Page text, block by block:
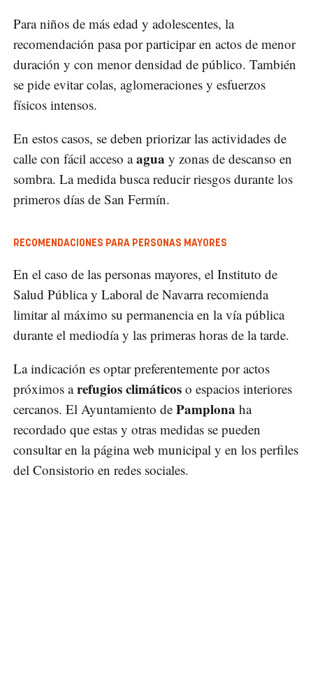
Para niños de más edad y adolescentes, la
recomendación pasa por participar en actos de menor
duración y con menor densidad de público. También
se pide evitar colas, aglomeraciones y esfuerzos
físicos intensos.
En estos casos, se deben priorizar las actividades de
calle con fácil acceso aagua y zonas de descanso en
sombra. La medida busca reducir riesgos durante los
primeros días de San Fermín.
RECOMENDACIONES PARA PERSONAS MAYORES
En el caso de las personas mayores, el Instituto de
Salud Pública y Laboral de Navarra recomienda
limitar al máximo su permanencia en la vía pública
durante el mediodía y las primeras horas de la tarde.
La indicación es optar preferentemente por actos
próximos arefugios climáticos o espacios interiores
cercanos. El Ayuntamiento de Pamplona ha
recordado que estas y otras medidas se pueden
consultar en la página web municipal y en los perfiles
del Consistorio en redes sociales.